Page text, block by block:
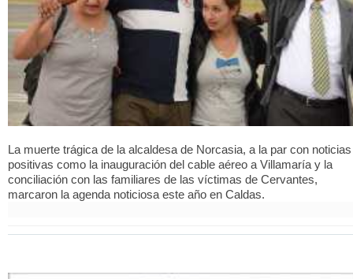
La muerte trágica de la alcaldesa de Norcasia, a la par con noticias
positivas como la inauguración del cable aéreo a Villamaría y la
conciliación con las familiares de las víctimas de Cervantes,
marcaron la agenda noticiosa este año en Caldas.